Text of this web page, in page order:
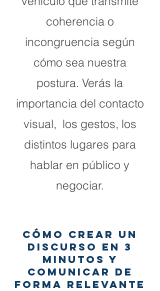
coherencia o
incongruencia según
cómo sea nuestra
postura. Verás la
importancia del contacto
visual, los gestos, los
distintos lugares para
hablar en público y
negociar.
CÓMO CREAR UN
DISCURSO EN 3
MINUTOS Y
COMUNICAR DE
FORMA RELEVANTE